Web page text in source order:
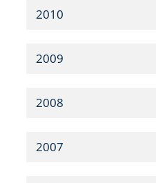
2010
2009
2008
2007